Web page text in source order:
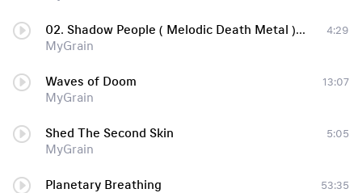
02. Shadow People ( Melodic Death Metal ) (CBR 320 kbps) (2011)
MyGrain
4:29
Waves of Doom
MyGrain
13:07
Shed The Second Skin
MyGrain
5:05
Planetary Breathing
53:35